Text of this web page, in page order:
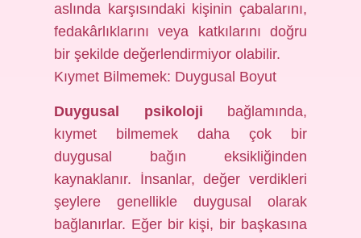
aslında karşısındaki kişinin çabalarını,
fedakârlıklarını veya katkılarını doğru
bir şekilde değerlendirmiyor olabilir.
Kıymet Bilmemek: Duygusal Boyut
Duygusal psikoloji bağlamında,
kıymet bilmemek daha çok bir
duygusal bağın eksikliğinden
kaynaklanır. İnsanlar, değer verdikleri
şeylere genellikle duygusal olarak
bağlanırlar. Eğer bir kişi, bir başkasına